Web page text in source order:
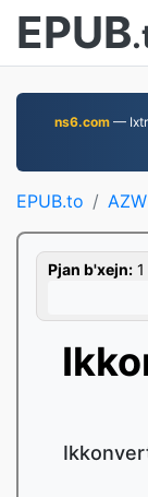
EPUB
ns6.com— Ixtri
EPUB.to
Pjan b'xejn: